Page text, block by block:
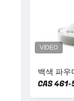
백색 파우
CAS